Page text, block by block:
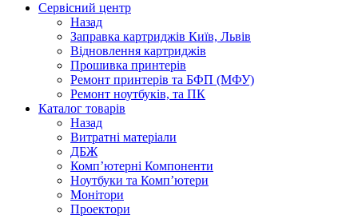
Сервісний центр
Назад
Заправка картриджів Київ, Львів
Відновлення картриджів
Прошивка принтерів
Ремонт принтерів та БФП (МФУ)
Ремонт ноутбуків, та ПК
Каталог товарів
Назад
Витратні матеріали
ДБЖ
Комп’ютерні Компоненти
Ноутбуки та Комп’ютери
Монітори
Проектори